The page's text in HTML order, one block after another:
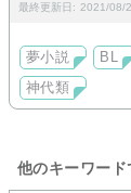
最終更新日: 2021/08/
夢小説 BL
神代類
他のキーワー